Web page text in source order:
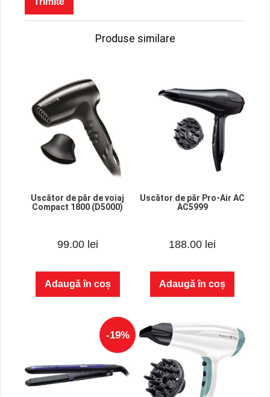
Produse similare
Uscător de păr de voiaj
Compact 1800 (D5000)
0
o
5
99.00 lei
Adaugă în coș
Uscător de păr Pro-Air AC
AC5999
0
o
5
188.00 lei
Adaugă în coș
-19%